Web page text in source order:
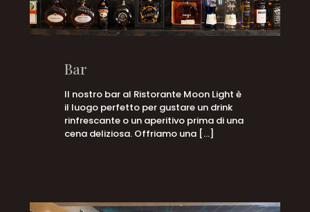
Bar
Il nostro bar al Ristorante Moon Light è
il luogo perfetto per gustare un drink
rinfrescante o un aperitivo prima di una
cena deliziosa. Offriamo una […]